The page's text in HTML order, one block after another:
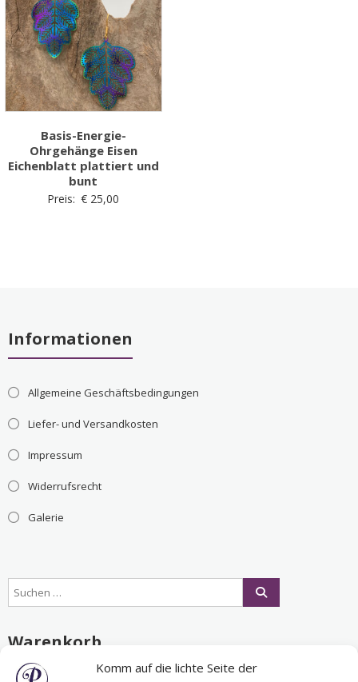
Komm auf die lichte Seite der
Basis-Energie-
Ohrgehänge Eisen
Eichenblatt plattiert und
bunt
Preis: € 25,00
Informationen
Allgemeine Geschäftsbedingungen
Liefer- und Versandkosten
Impressum
Widerrufsrecht
Galerie
Warenkorb